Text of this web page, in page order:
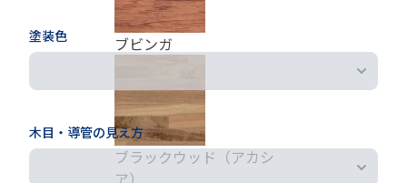
ブビンガ
ブラックウッド（アカシ
ア）
塗装色
木目・導管の見え方